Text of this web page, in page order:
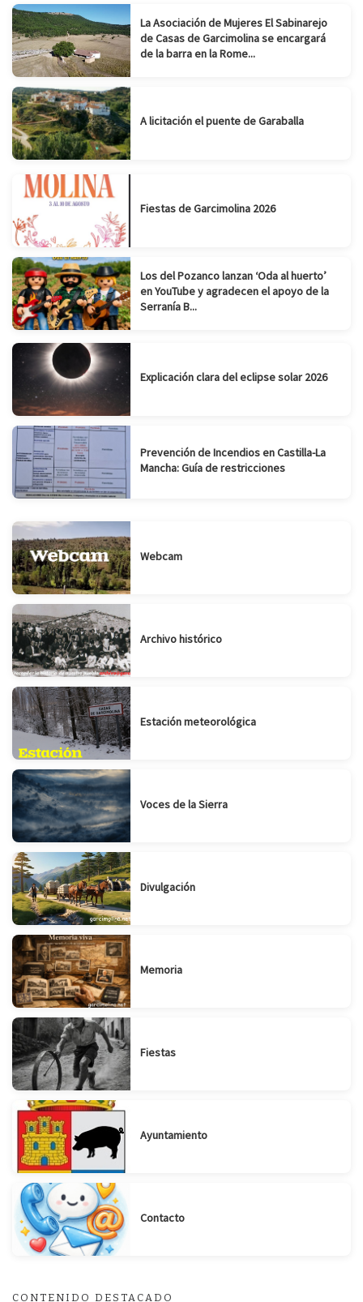
La Asociación de Mujeres El Sabinarejo
de Casas de Garcimolina se encargará
de la barra en la Rome...
A licitación el puente de Garaballa
Fiestas de Garcimolina 2026
Los del Pozanco lanzan ‘Oda al huerto’
en YouTube y agradecen el apoyo de la
Serranía B...
Explicación clara del eclipse solar 2026
Prevención de Incendios en Castilla-La
Mancha: Guía de restricciones
Webcam
Archivo histórico
Estación meteorológica
Voces de la Sierra
Divulgación
Memoria
Fiestas
Ayuntamiento
Contacto
CONTENIDO DESTACADO